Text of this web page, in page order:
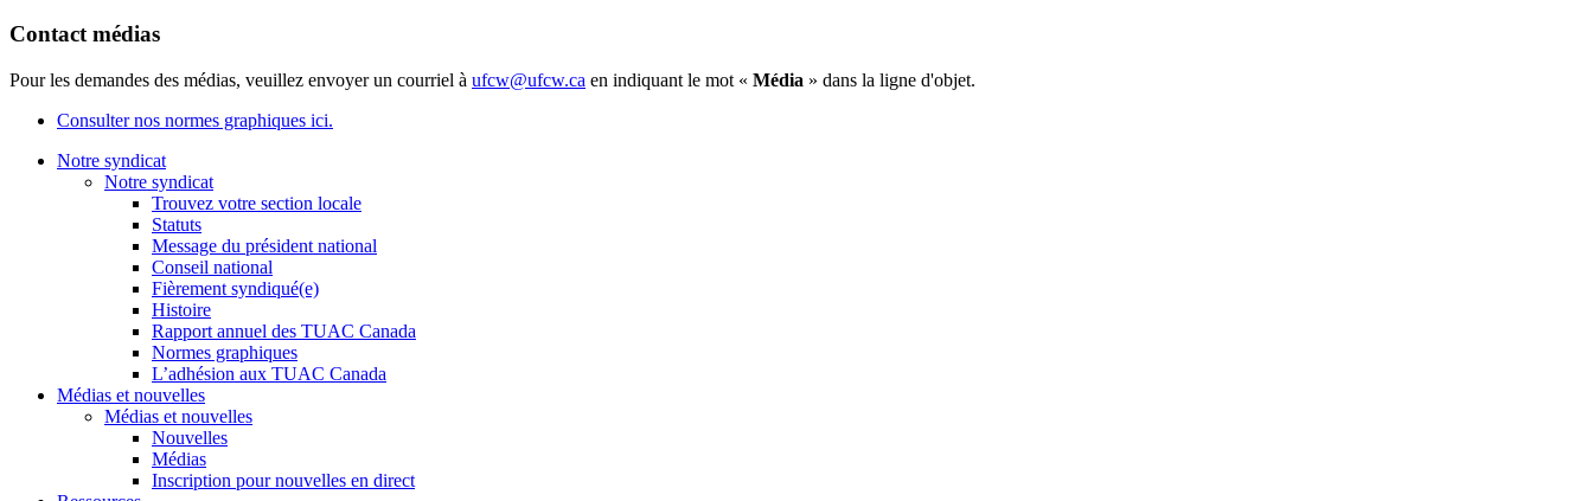
Contact médias
Pour les demandes des médias, veuillez envoyer un courriel à ufcw@ufcw.ca en indiquant le mot « Média » dans la ligne d'objet.
Consulter nos normes graphiques ici.
Notre syndicat
Notre syndicat
Trouvez votre section locale
Statuts
Message du président national
Conseil national
Fièrement syndiqué(e)
Histoire
Rapport annuel des TUAC Canada
Normes graphiques
L’adhésion aux TUAC Canada
Médias et nouvelles
Médias et nouvelles
Nouvelles
Médias
Inscription pour nouvelles en direct